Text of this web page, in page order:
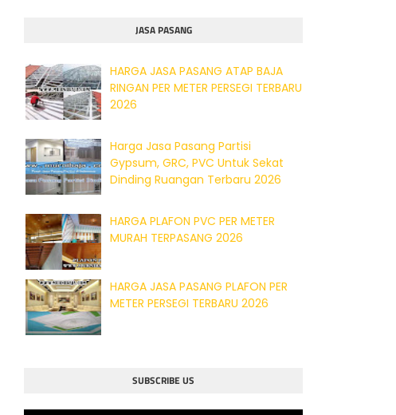
JASA PASANG
HARGA JASA PASANG ATAP BAJA
RINGAN PER METER PERSEGI TERBARU
2026
Harga Jasa Pasang Partisi
Gypsum, GRC, PVC Untuk Sekat
Dinding Ruangan Terbaru 2026
HARGA PLAFON PVC PER METER
MURAH TERPASANG 2026
HARGA JASA PASANG PLAFON PER
METER PERSEGI TERBARU 2026
SUBSCRIBE US